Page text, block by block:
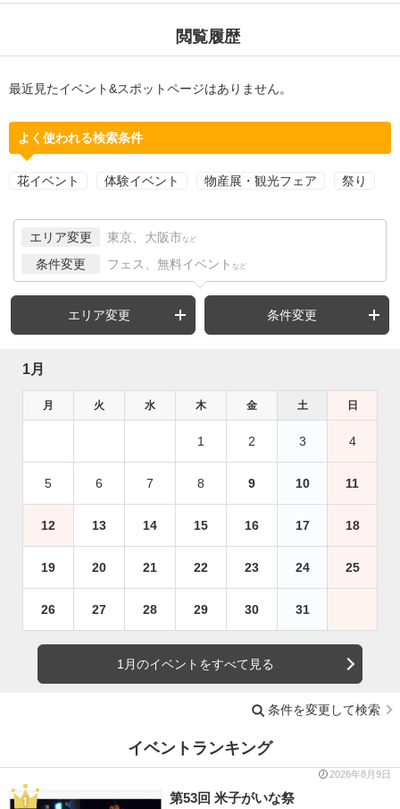
閲覧履歴
最近見たイベント&スポットページはありません。
よく使われる検索条件
花イベント 体験イベント 物産展・観光フェア 祭り
エリア変更 東京、大阪市 など
条件変更 フェス、無料イベント など
エリア変更 条件変更
1月
月 火 水 木 金 土 日
1 2 3 4
5 6 7 8 9 10 11
12 13 14 15 16 17 18
19 20 21 22 23 24 25
26 27 28 29 30 31
1月のイベントをすべて見る
条件を変更して検索
イベントランキング
2026年8月9日
第53回 米子がいな祭